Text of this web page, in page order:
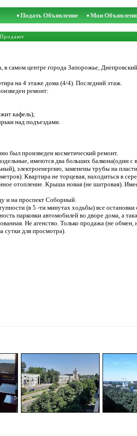
Подать Объявление Мои
в самом центре города Запорожье,
на 4 этаже дома (4/4). Последний этаж.
ремонт:
кафель);
над подъездами.
был произведен косметический ремонт.
имеются два больших балкона(один
электроенергию, заменены трубы на
Квартира не торцевая, находиться в
отопление. Крыша новая (не шатровая).
и на проспект Соборный.
(в 5 -ти минутах ходьбы) все остановки
парковки автомобилей во дворе дома, а
Не агенство. Только продажа (не
сутки для просмотра).